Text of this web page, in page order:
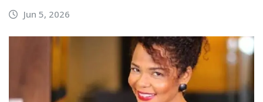
Jun 5, 2026